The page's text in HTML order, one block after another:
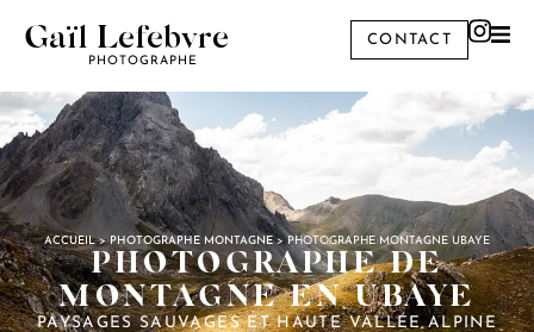
Gaïl Lefebvre
PHOTOGRAPHE
CONTACT
ACCUEIL> PHOTOGRAPHE MONTAGNE>PHOTOGRAPHE MONTAGNE UBAYE
PHOTOGRAPHE DE
MONTAGNE EN UBAYE
PAYSAGES SAUVAGES ET HAUTE VALLÉE ALPINE